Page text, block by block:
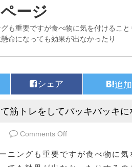
ージ
も重要ですが食べ物に気を付けるこ
命になっても効果が出なかったり
筋トレをしてバッキバッキに
Comments Offon 食事制限をして
ニングも重要ですが食べ物に